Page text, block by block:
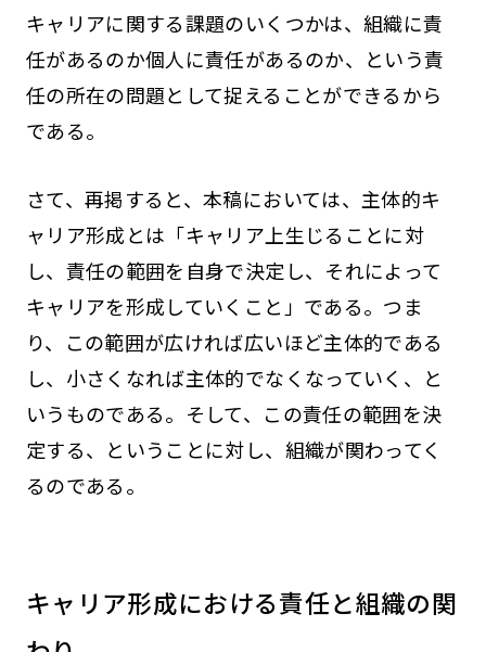
キャリアに関する課題のいくつかは、組織に責
任があるのか個人に責任があるのか、という責
任の所在の問題として捉えることができるから
である。
さて、再掲すると、本稿においては、主体的キ
ャリア形成とは「キャリア上生じることに対
し、責任の範囲を自身で決定し、それによって
キャリアを形成していくこと」である。つま
り、この範囲が広ければ広いほど主体的である
し、小さくなれば主体的でなくなっていく、と
いうものである。そして、この責任の範囲を決
定する、ということに対し、組織が関わってく
るのである。
キャリア形成における責任と組織の関